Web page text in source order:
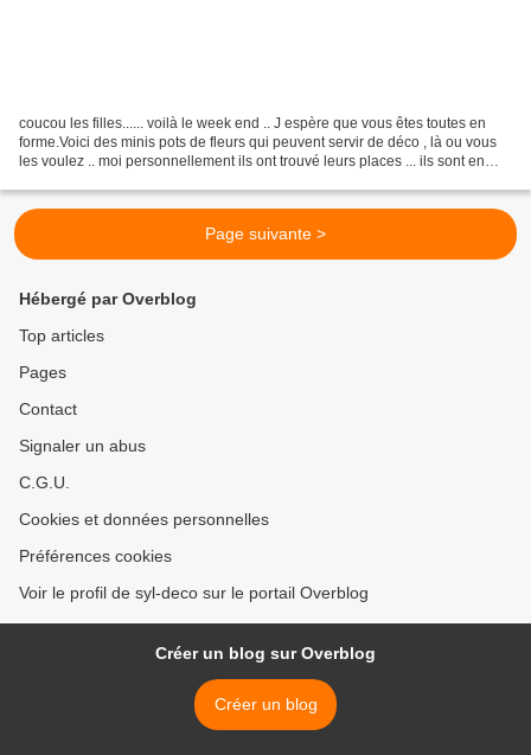
coucou les filles...... voilà le week end .. J espère que vous êtes toutes en
forme.Voici des minis pots de fleurs qui peuvent servir de déco , là ou vous
les voulez .. moi personnellement ils ont trouvé leurs places ... ils sont en
Page suivante >
Hébergé par Overblog
Top articles
Pages
Contact
Signaler un abus
C.G.U.
Cookies et données personnelles
Préférences cookies
Voir le profil de syl-deco sur le portail Overblog
Créer un blog sur Overblog
Créer un blog